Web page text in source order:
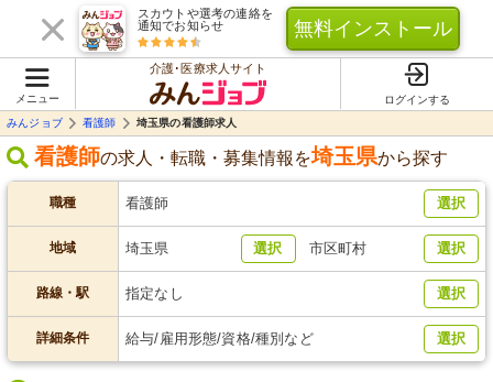
スカウトや選考の連絡を
通知でお知らせ
無料インストール
メニュー
介護･医療求人サイト
ログインする
みんジョブ
看護師 埼玉県の看護師求人
看護師の求人・転職・募集情報を埼玉県から探す
職種 看護師 選択
地域 埼玉県 選択 市区町村 選択
路線・駅 指定なし 選択
詳細条件 給与/雇用形態/資格/種別など 選択